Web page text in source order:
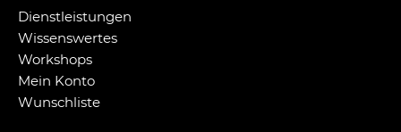
Dienstleistungen
Wissenswertes
Workshops
Mein Konto
Wunschliste